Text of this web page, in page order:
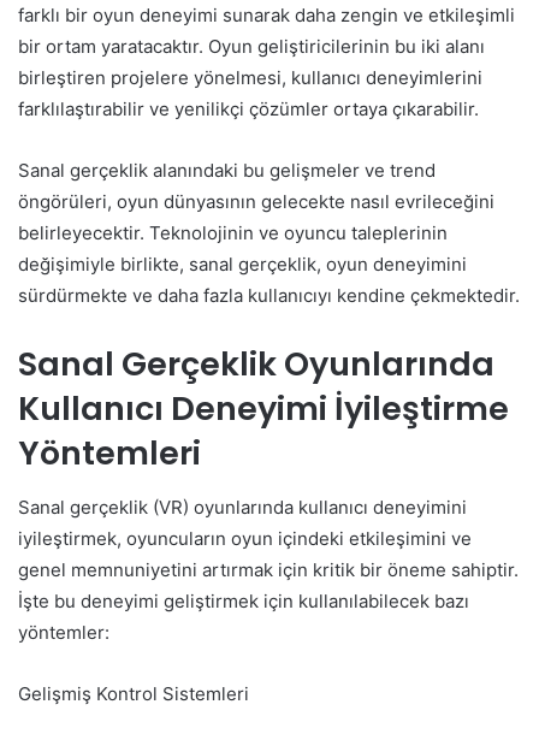
farklı bir oyun deneyimi sunarak daha zengin ve etkileşimli
bir ortam yaratacaktır. Oyun geliştiricilerinin bu iki alanı
birleştiren projelere yönelmesi, kullanıcı deneyimlerini
farklılaştırabilir ve yenilikçi çözümler ortaya çıkarabilir.
Sanal gerçeklik alanındaki bu gelişmeler ve trend
öngörüleri, oyun dünyasının gelecekte nasıl evrileceğini
belirleyecektir. Teknolojinin ve oyuncu taleplerinin
değişimiyle birlikte, sanal gerçeklik, oyun deneyimini
sürdürmekte ve daha fazla kullanıcıyı kendine çekmektedir.
Sanal Gerçeklik Oyunlarında
Kullanıcı Deneyimi İyileştirme
Yöntemleri
Sanal gerçeklik (VR) oyunlarında kullanıcı deneyimini
iyileştirmek, oyuncuların oyun içindeki etkileşimini ve
genel memnuniyetini artırmak için kritik bir öneme sahiptir.
İşte bu deneyimi geliştirmek için kullanılabilecek bazı
yöntemler:
Gelişmiş Kontrol Sistemleri